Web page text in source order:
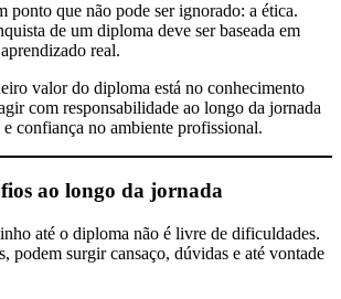
ponto que não pode ser ignorado: a ética.
de um diploma deve ser baseada em
real.
valor do diploma está no conhecimento
com responsabilidade ao longo da jornada
confiança no ambiente profissional.
ao longo da jornada
até o diploma não é livre de dificuldades.
podem surgir cansaço, dúvidas e até vontade